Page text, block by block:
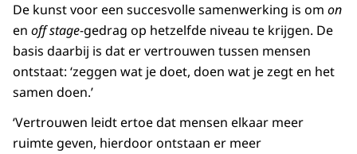
De kunst voor een succesvolle samenwerking is om on
en off stage-gedrag op hetzelfde niveau te krijgen. De
basis daarbij is dat er vertrouwen tussen mensen
ontstaat: ‘zeggen wat je doet, doen wat je zegt en het
samen doen.’
‘Vertrouwen leidt ertoe dat mensen elkaar meer
ruimte geven, hierdoor ontstaan er meer